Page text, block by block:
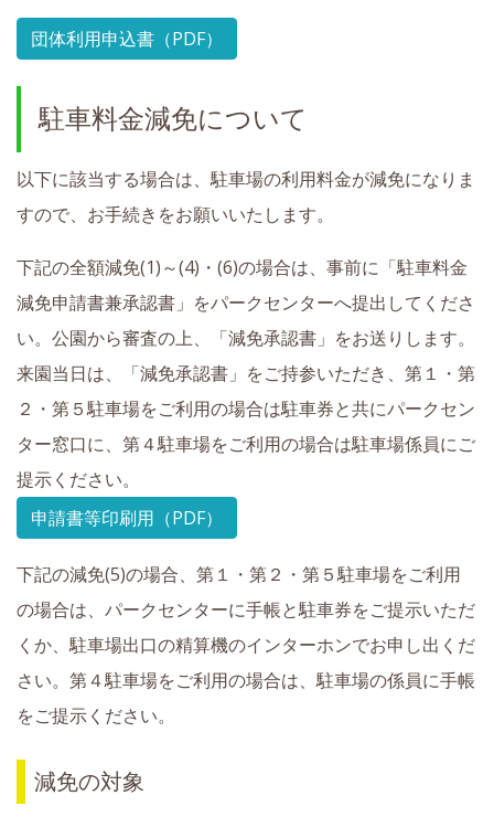
団体利用申込書（PDF）
駐車料金減免について
以下に該当する場合は、駐車場の利用料金が減免になりま
すので、お手続きをお願いいたします。
下記の全額減免(1)～(4)・(6)の場合は、事前に「駐車料金
減免申請書兼承認書」をパークセンターへ提出してくださ
い。公園から審査の上、「減免承認書」をお送りします。
来園当日は、「減免承認書」をご持参いただき、第１・第
２・第５駐車場をご利用の場合は駐車券と共にパークセン
ター窓口に、第４駐車場をご利用の場合は駐車場係員にご
提示ください。
申請書等印刷用（PDF）
下記の減免(5)の場合、第１・第２・第５駐車場をご利用
の場合は、パークセンターに手帳と駐車券をご提示いただ
くか、駐車場出口の精算機のインターホンでお申し出くだ
さい。第４駐車場をご利用の場合は、駐車場の係員に手帳
をご提示ください。
減免の対象